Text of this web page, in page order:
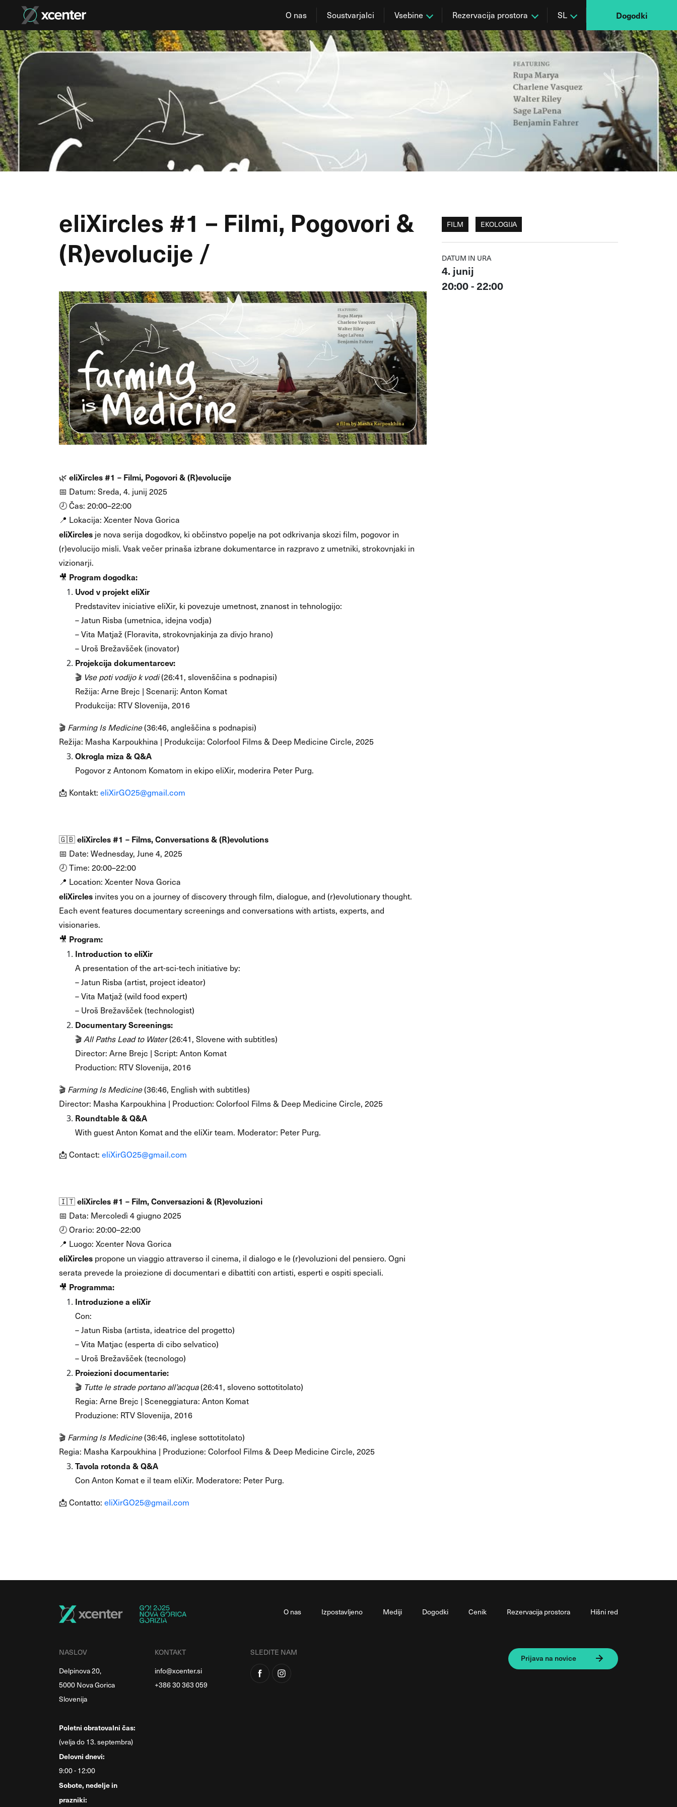
O nas Soustvarjalci Vsebine Rezervacija prostora SL Dogodki
eliXircles #1 – Filmi, Pogovori &
(R)evolucije /
🌿 eliXircles #1 – Filmi, Pogovori & (R)evolucije
📅 Datum: Sreda, 4. junij 2025
🕗 Čas: 20:00–22:00
📍 Lokacija: Xcenter Nova Gorica
eliXircles je nova serija dogodkov, ki občinstvo popelje na pot odkrivanja skozi film, pogovor in
(r)evolucijo misli. Vsak večer prinaša izbrane dokumentarce in razpravo z umetniki, strokovnjaki in
vizionarji.
🎥 Program dogodka:
Uvod v projekt eliXir
Predstavitev iniciative eliXir, ki povezuje umetnost, znanost in tehnologijo:
– Jatun Risba (umetnica, idejna vodja)
– Vita Matjaž (Floravita, strokovnjakinja za divjo hrano)
– Uroš Brežavšček (inovator)
Projekcija dokumentarcev:
🎬 Vse poti vodijo k vodi(26:41, slovenščina s podnapisi)
Režija: Arne Brejc | Scenarij: Anton Komat
Produkcija: RTV Slovenija, 2016
🎬 Farming Is Medicine(36:46, angleščina s podnapisi)
Režija: Masha Karpoukhina | Produkcija: Colorfool Films & Deep Medicine Circle, 2025
Okrogla miza & Q&A
Pogovor z Antonom Komatom in ekipo eliXir, moderira Peter Purg.
📩 Kontakt: eliXirGO25@gmail.com
🇬🇧eliXircles #1 – Films, Conversations & (R)evolutions
📅 Date: Wednesday, June 4, 2025
🕗 Time: 20:00–22:00
📍 Location: Xcenter Nova Gorica
eliXircles invites you on a journey of discovery through film, dialogue, and (r)evolutionary thought.
Each event features documentary screenings and conversations with artists, experts, and
visionaries.
🎥 Program:
Introduction to eliXir
A presentation of the art-sci-tech initiative by:
– Jatun Risba (artist, project ideator)
– Vita Matjaž (wild food expert)
– Uroš Brežavšček (technologist)
Documentary Screenings:
🎬 All Paths Lead to Water(26:41, Slovene with subtitles)
Director: Arne Brejc | Script: Anton Komat
Production: RTV Slovenija, 2016
🎬 Farming Is Medicine(36:46, English with subtitles)
Director: Masha Karpoukhina | Production: Colorfool Films & Deep Medicine Circle, 2025
Roundtable & Q&A
With guest Anton Komat and the eliXir team. Moderator: Peter Purg.
📩 Contact: eliXirGO25@gmail.com
🇮🇹eliXircles #1 – Film, Conversazioni & (R)evoluzioni
📅 Data: Mercoledì 4 giugno 2025
🕗 Orario: 20:00–22:00
📍 Luogo: Xcenter Nova Gorica
eliXircles propone un viaggio attraverso il cinema, il dialogo e le (r)evoluzioni del pensiero. Ogni
serata prevede la proiezione di documentari e dibattiti con artisti, esperti e ospiti speciali.
🎥 Programma:
Introduzione a eliXir
Con:
– Jatun Risba (artista, ideatrice del progetto)
– Vita Matjac (esperta di cibo selvatico)
– Uroš Brežavšček (tecnologo)
Proiezioni documentarie:
🎬 Tutte le strade portano all’acqua(26:41, sloveno sottotitolato)
Regia: Arne Brejc | Sceneggiatura: Anton Komat
Produzione: RTV Slovenija, 2016
🎬 Farming Is Medicine(36:46, inglese sottotitolato)
Regia: Masha Karpoukhina | Produzione: Colorfool Films & Deep Medicine Circle, 2025
Tavola rotonda & Q&A
Con Anton Komat e il team eliXir. Moderatore: Peter Purg.
📩 Contatto: eliXirGO25@gmail.com
FILM EKOLOGIJA
DATUM IN URA
4. junij
20:00 - 22:00
O nas Izpostavljeno Mediji Dogodki Cenik Rezervacija prostora Hišni red
NASLOV
Delpinova 20,
5000 Nova Gorica
Slovenija
Poletni obratovalni čas:
(velja do 13. septembra)
Delovni dnevi:
9:00 - 12:00
Sobote, nedelje in
prazniki:
KONTAKT
info@xcenter.si
+386 30 363 059
SLEDITE NAM
Prijava na novice